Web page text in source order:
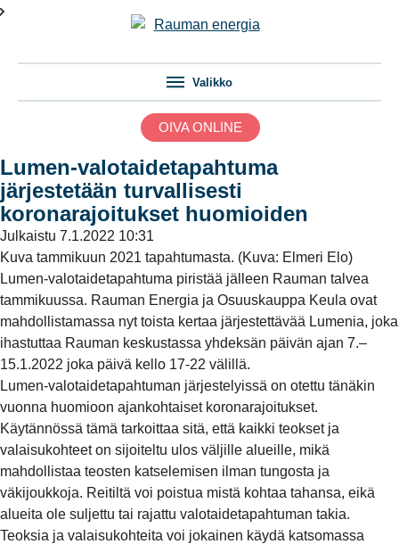
Valikko
OIVA ONLINE
Lumen-valotaidetapahtuma
järjestetään turvallisesti
koronarajoitukset huomioiden
Julkaistu 7.1.2022 10:31
Kuva tammikuun 2021 tapahtumasta. (Kuva: Elmeri Elo)
Lumen-valotaidetapahtuma piristää jälleen Rauman talvea
tammikuussa. Rauman Energia ja Osuuskauppa Keula ovat
mahdollistamassa nyt toista kertaa järjestettävää Lumenia, joka
ihastuttaa Rauman keskustassa yhdeksän päivän ajan 7.–
15.1.2022 joka päivä kello 17-22 välillä.
Lumen-valotaidetapahtuman järjestelyissä on otettu tänäkin
vuonna huomioon ajankohtaiset koronarajoitukset.
Käytännössä tämä tarkoittaa sitä, että kaikki teokset ja
valaisukohteet on sijoiteltu ulos väljille alueille, mikä
mahdollistaa teosten katselemisen ilman tungosta ja
väkijoukkoja. Reitiltä voi poistua mistä kohtaa tahansa, eikä
alueita ole suljettu tai rajattu valotaidetapahtuman takia.
Teoksia ja valaisukohteita voi jokainen käydä katsomassa